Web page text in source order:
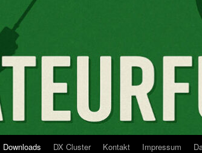
Downloads DX Cluster Kontakt Impressum